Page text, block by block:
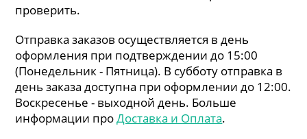
проверить.
Отправка заказов осуществляется в день
оформления при подтверждении до 15:00
(Понедельник - Пятница). В субботу отправка в
день заказа доступна при оформлении до 12:00.
Воскресенье - выходной день. Больше
информации проДоставка и Оплата.